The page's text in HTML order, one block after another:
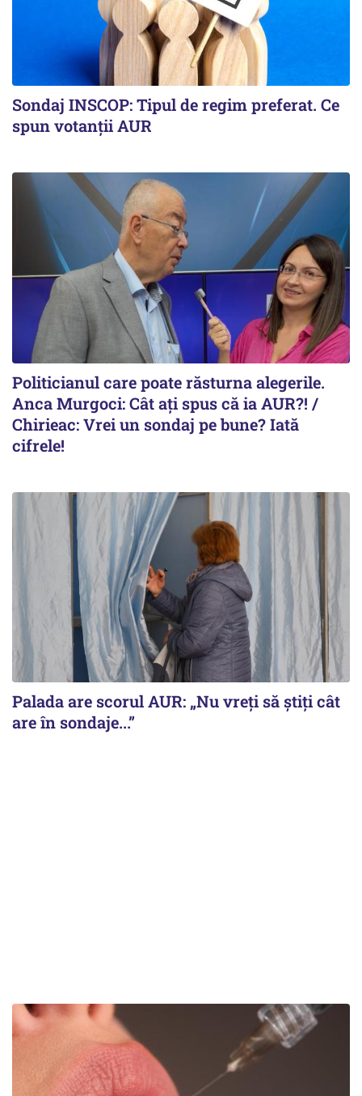
Sondaj INSCOP: Tipul de regim preferat. Ce
spun votanții AUR
Politicianul care poate răsturna alegerile.
Anca Murgoci: Cât ați spus că ia AUR?! /
Chirieac: Vrei un sondaj pe bune? Iată
cifrele!
Palada are scorul AUR: „Nu vreți să știți cât
are în sondaje...”